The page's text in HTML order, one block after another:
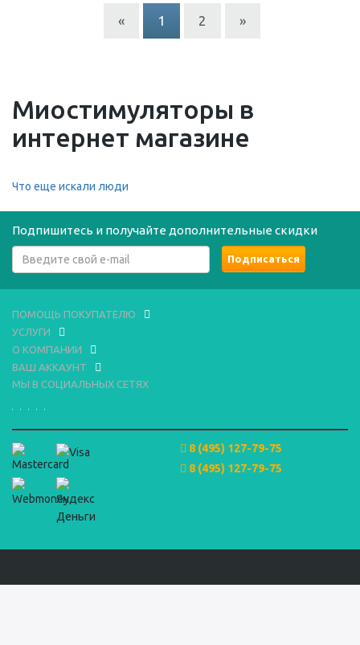
« 1 2 »
Миостимуляторы в
интернет магазине
Что еще искали люди
Подпишитесь и получайте дополнительные скидки
ПОМОЩЬ ПОКУПАТЕЛЮ
УСЛУГИ
О КОМПАНИИ
ВАШ АККАУНТ
МЫ В СОЦИАЛЬНЫХ СЕТЯХ
8 (495) 127-79-75
8 (495) 127-79-75